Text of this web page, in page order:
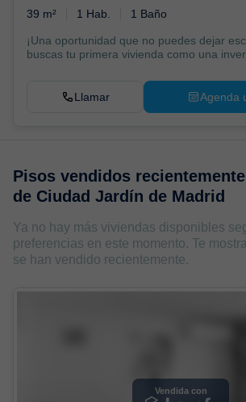
39 m² 1 Hab. 1 Baño
¡Una oportunidad que no puedes dejar
buscas tu primera vivienda como una
Llamar Agenda
Pisos vendidos
de Ciudad Jardín de Madrid
Ya no hay más viviendas disponibles
preferencias en este momento. Te
se han vendido recientemente.
Vendida con